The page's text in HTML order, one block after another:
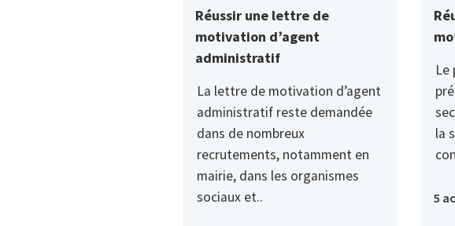
Réussir une lettre de
motivation d’agent
administratif
La lettre de motivation d’agent
administratif reste demandée
dans de nombreux
recrutements, notamment en
mairie, dans les organismes
sociaux et..
Le
la
5